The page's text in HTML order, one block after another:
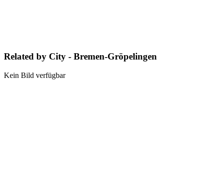
Related by City - Bremen-Gröpelingen
Kein Bild verfügbar